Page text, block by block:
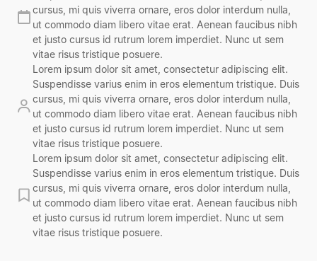
cursus, mi quis viverra ornare, eros dolor interdum nulla,
ut commodo diam libero vitae erat. Aenean faucibus nibh
et justo cursus id rutrum lorem imperdiet. Nunc ut sem
vitae risus tristique posuere.
Lorem ipsum dolor sit amet, consectetur adipiscing elit.
Suspendisse varius enim in eros elementum tristique. Duis
cursus, mi quis viverra ornare, eros dolor interdum nulla,
ut commodo diam libero vitae erat. Aenean faucibus nibh
et justo cursus id rutrum lorem imperdiet. Nunc ut sem
vitae risus tristique posuere.
Lorem ipsum dolor sit amet, consectetur adipiscing elit.
Suspendisse varius enim in eros elementum tristique. Duis
cursus, mi quis viverra ornare, eros dolor interdum nulla,
ut commodo diam libero vitae erat. Aenean faucibus nibh
et justo cursus id rutrum lorem imperdiet. Nunc ut sem
vitae risus tristique posuere.